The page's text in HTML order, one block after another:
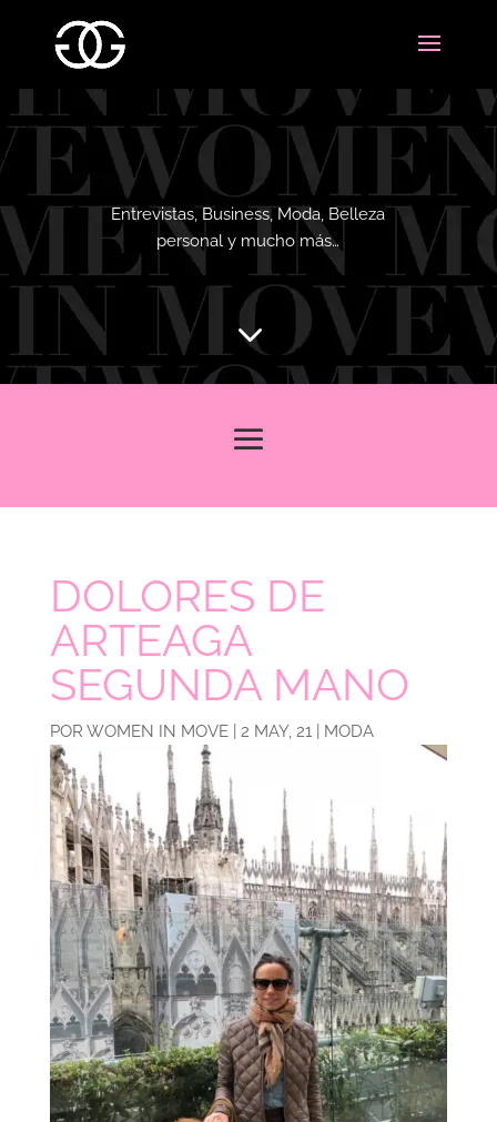
Entrevistas, Business, Moda, Belleza
personal y mucho más…
3
DOLORES DE
ARTEAGA
SEGUNDA MANO
POR WOMEN IN MOVE| 2 MAY, 21| MODA